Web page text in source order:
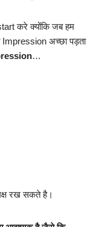
करे क्योंकि जब हम
Impression अच्छा पड़ता
…
रख सकते है।